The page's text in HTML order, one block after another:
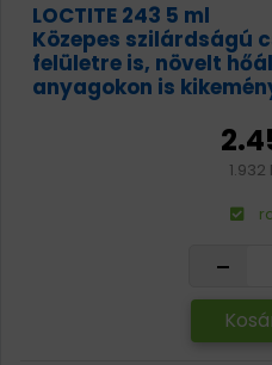
LOCTITE 243 5 ml
Közepes szilárdságú
felületre is, növelt
anyagokon is
1.932
-